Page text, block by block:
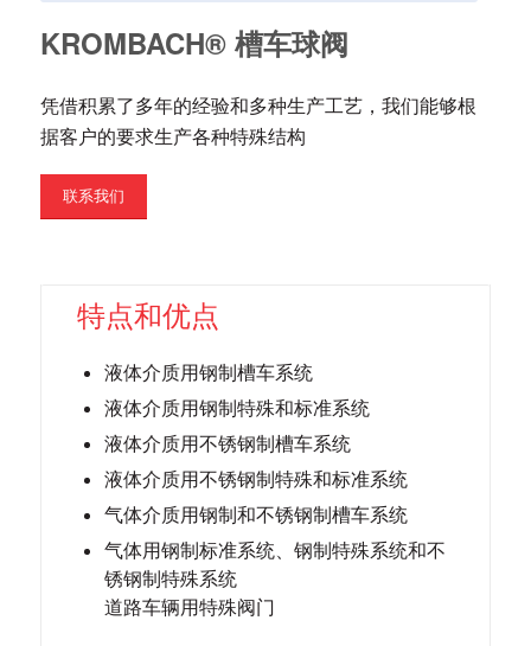
KROMBACH® 槽车球阀
凭借积累了多年的经验和多种生产工艺，我们能够根
据客户的要求生产各种特殊结构
联系我们
特点和优点
液体介质用钢制槽车系统
液体介质用钢制特殊和标准系统
液体介质用不锈钢制槽车系统
液体介质用不锈钢制特殊和标准系统
气体介质用钢制和不锈钢制槽车系统
气体用钢制标准系统、钢制特殊系统和不
锈钢制特殊系统
道路车辆用特殊阀门